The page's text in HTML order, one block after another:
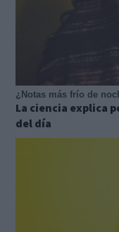
¿Notas más frío de
La ciencia explica
del día